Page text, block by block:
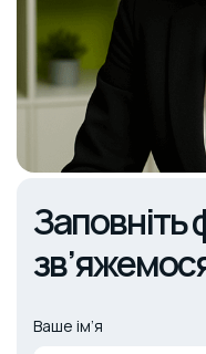
Заповніть
Ваше ім’я
Alternative: